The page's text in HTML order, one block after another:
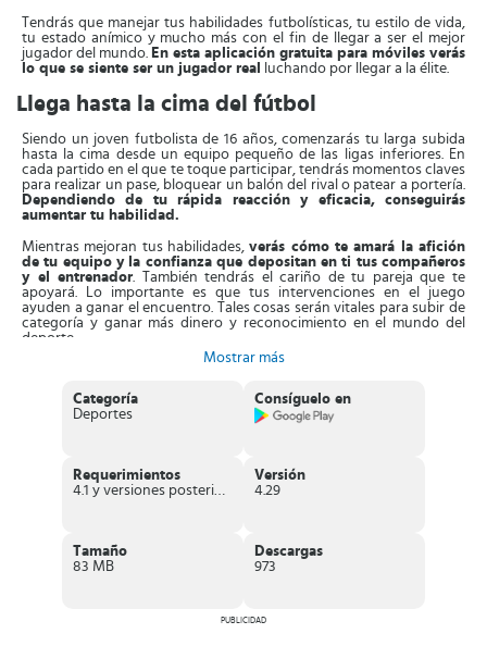
Tendrás que manejar tus habilidades futbolísticas, tu estilo de vida,
tu estado anímico y mucho más con el fin de llegar a ser el mejor
jugador del mundo. En esta aplicación gratuita para móviles verás
lo que se siente ser un jugador real
luchando por llegar a la élite.
Llega hasta la cima del fútbol
Siendo un joven futbolista de 16 años, comenzarás tu larga subida
hasta la cima desde un equipo pequeño de las ligas inferiores. En
cada partido en el que te toque participar, tendrás momentos claves
para realizar un pase, bloquear un balón del rival o patear a portería.
Dependiendo de tu rápida reacción y eficacia, conseguirás
aumentar tu habilidad.
Mientras mejoran tus habilidades,verás cómo te amará la afición
de tu equipo y la confianza que depositan en ti tus compañeros
y el entrenador. También tendrás el cariño de tu pareja que te
apoyará. Lo importante es que tus intervenciones en el juego
ayuden a ganar el encuentro. Tales cosas serán vitales para subir de
categoría y ganar más dinero y reconocimiento en el mundo del
deporte.
estrellas del deporte. Podrás negociar con tus patrocinadores para
pedir un aumento en la paga o comprar objetos y accesorios que
Debes tener cuidado, pues en New Star Fútbol el éxito no está
y estado físico, si no cuidas a tu joven promesa, puede lesionarse o
empeorar su rendimiento. Finalmente,
Características de New Star Fútbol
Mostrar más
Categoría
Deportes
Consíguelo en
Requerimientos
4.1 y versiones posteriores
Versión
4.29
Tamaño
83 MB
Descargas
973
PUBLICIDAD